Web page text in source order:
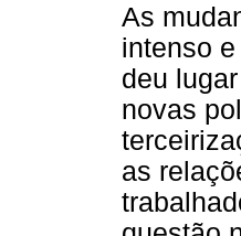
As
intenso
deu
novas
as